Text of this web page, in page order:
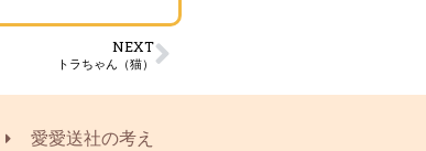
NEXT
トラちゃん（猫）
愛愛送社の考え